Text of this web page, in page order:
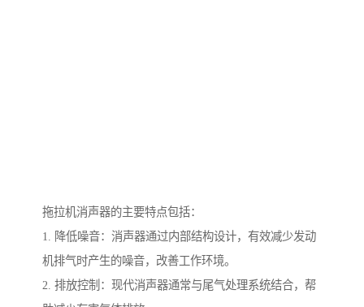
拖拉机消声器的主要特点包括：
1. 降低噪音：消声器通过内部结构设计，有效减少发动
机排气时产生的噪音，改善工作环境。
2. 排放控制：现代消声器通常与尾气处理系统结合，帮